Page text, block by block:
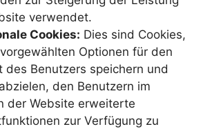
verwendet.
Cookies: Dies sind Cookies,
Optionen für den
des Benutzers speichern und
den Benutzern im
der Website erweiterte
zur Verfügung zu